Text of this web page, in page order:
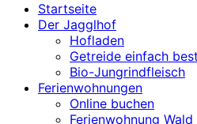
Startseite
Der Jagglhof
Hofladen
Getreide einfach
Bio-Jungrindfleisch
Ferienwohnungen
Online buchen
Ferienwohnung Wald